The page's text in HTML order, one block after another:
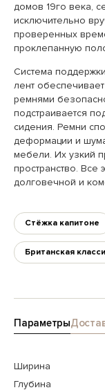
домов 19го века,
исключительно
проверенных
проклепанную
Система
лент
ремнями
подстраивается
сидения. Ремни
деформации и
мебели. Их узкий
пространство. Все
долговечной и
Стёжка капитоне
Британская
Параметры
Ширина
Глубина